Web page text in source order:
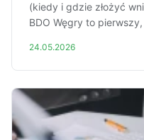
(kiedy i gdzie złożyć
BDO Węgry to
24.05.2026